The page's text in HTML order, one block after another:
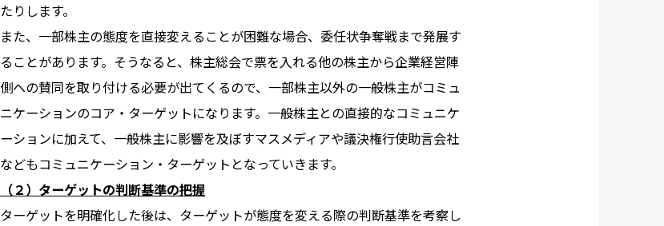
たりします。
また、一部株主の態度を直接変えることが困難な場合、委任状争奪戦まで発展す
ることがあります。そうなると、株主総会で票を入れる他の株主から企業経営陣
側への賛同を取り付ける必要が出てくるので、一部株主以外の一般株主がコミュ
ニケーションのコア・ターゲットになります。一般株主との直接的なコミュニケ
ーションに加えて、一般株主に影響を及ぼすマスメディアや議決権行使助言会社
などもコミュニケーション・ターゲットとなっていきます。
（２）ターゲットの判断基準の把握
ターゲットを明確化した後は、ターゲットが態度を変える際の判断基準を考察し